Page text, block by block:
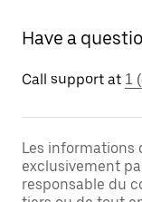
Have a
Call support at 1
Les informations
exclusivement
responsable du